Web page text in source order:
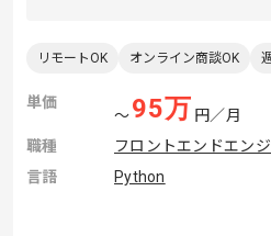
リモートOK オンライン商談OK
単価
〜95万 円／月
職種
フロントエンドエン
言語
Python